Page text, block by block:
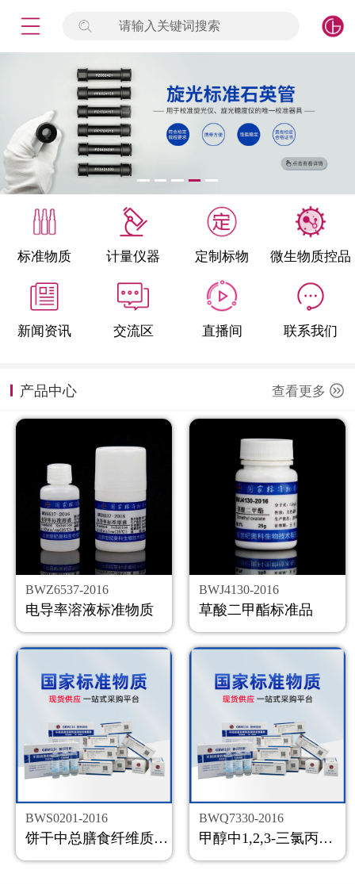
请输入关键词搜索
标准物质 计量仪器 定制标物 微生物质控品
新闻资讯 交流区 直播间 联系我们
产品中心 查看更多
BWZ6537-2016
电导率溶液标准物质
BWJ4130-2016
草酸二甲酯标准品
BWS0201-2016
饼干中总膳食纤维质控样品
BWQ7330-2016
甲醇中1,2,3-三氯丙烷溶液标准物质
签到
标准物质
产品专项
微生物检测/质控品
定制标物
定制仪器
新闻资讯
公司主页
购物车
会员中心
联系我们
返回主页